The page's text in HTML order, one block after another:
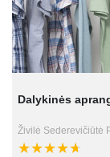
Dalykinės
Živilė Sederevičiūtė